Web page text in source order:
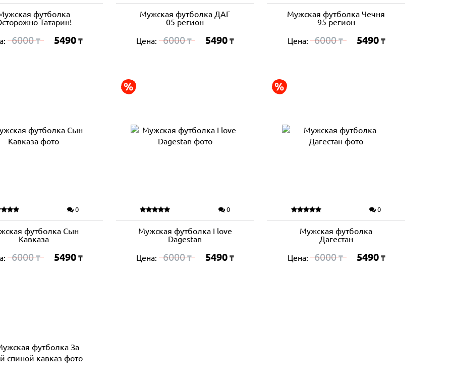
футболка
Татарин!
6000₸ 5490 ₸
Мужская футболка ДАГ
05 регион
Цена: 6000₸ 5490 ₸
Мужская футболка Чечня
95 регион
Цена: 6000₸ 5490 ₸
0
футболка Сын
Кавказа
6000₸ 5490 ₸
0
Мужская футболка I love
Dagestan
Цена: 6000₸ 5490 ₸
0
Мужская футболка
Дагестан
Цена: 6000₸ 5490 ₸